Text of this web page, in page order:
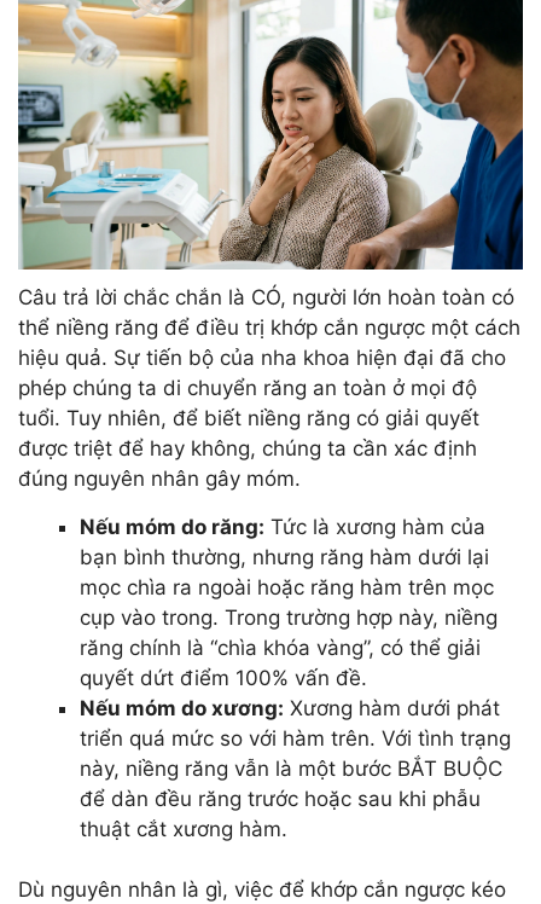
Câu trả lời chắc chắn là CÓ, người lớn hoàn toàn có
thể niềng răng để điều trị khớp cắn ngược một cách
hiệu quả. Sự tiến bộ của nha khoa hiện đại đã cho
phép chúng ta di chuyển răng an toàn ở mọi độ
tuổi. Tuy nhiên, để biết niềng răng có giải quyết
được triệt để hay không, chúng ta cần xác định
đúng nguyên nhân gây móm.
Nếu móm do răng: Tức là xương hàm của
bạn bình thường, nhưng răng hàm dưới lại
mọc chìa ra ngoài hoặc răng hàm trên mọc
cụp vào trong. Trong trường hợp này, niềng
răng chính là “chìa khóa vàng”, có thể giải
quyết dứt điểm 100% vấn đề.
Nếu móm do xương: Xương hàm dưới phát
triển quá mức so với hàm trên. Với tình trạng
này, niềng răng vẫn là một bước BẮT BUỘC
để dàn đều răng trước hoặc sau khi phẫu
thuật cắt xương hàm.
Dù nguyên nhân là gì, việc để khớp cắn ngược kéo